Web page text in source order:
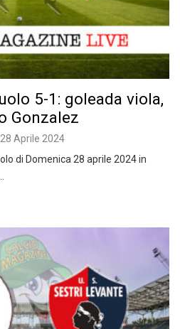
5-1: goleada viola,
Gonzalez
28 Aprile 2024
di Domenica 28 aprile 2024 in